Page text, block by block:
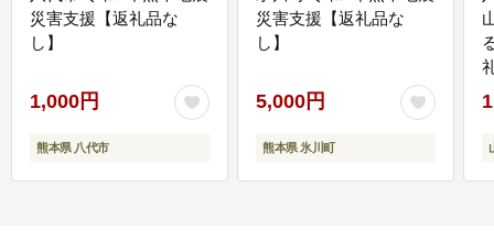
災害支援【返礼品な
し】
1,000円
熊本県 八代市
災害支援【返礼品な
し】
5,000円
熊本県 氷川町